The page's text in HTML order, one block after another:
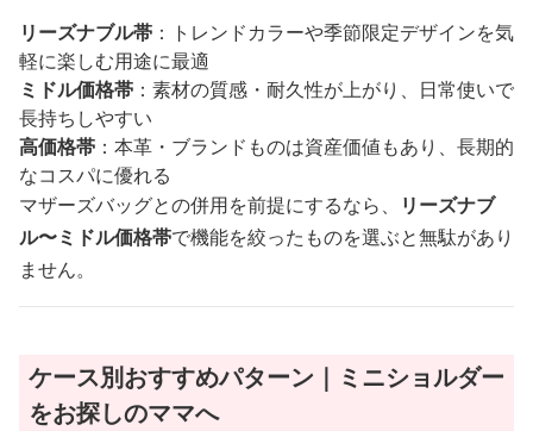
リーズナブル帯 ：トレンドカラーや季節限定デザインを気
軽に楽しむ用途に最適
ミドル価格帯 ：素材の質感・耐久性が上がり、日常使いで
長持ちしやすい
高価格帯 ：本革・ブランドものは資産価値もあり、長期的
なコスパに優れる
マザーズバッグとの併用を前提にするなら、
リーズナブ
ル〜ミドル価格帯で機能を絞ったものを選ぶと無駄があり
ません。
ケース別おすすめパターン｜ミニショルダー
をお探しのママへ